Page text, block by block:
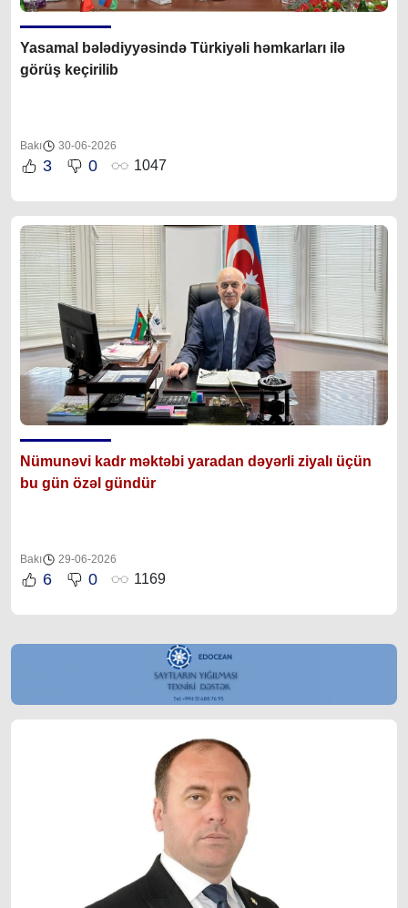
Yasamal bələdiyyəsində Türkiyəli həmkarları ilə
görüş keçirilib
Bakı 30-06-2026
3 0 1047
Nümunəvi kadr məktəbi yaradan dəyərli ziyalı üçün
bu gün özəl gündür
Bakı 29-06-2026
6 0 1169